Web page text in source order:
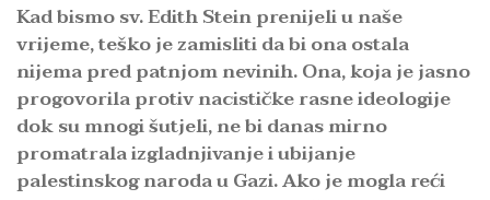
Kad bismo sv. Edith Stein prenijeli u naše
vrijeme, teško je zamisliti da bi ona ostala
nijema pred patnjom nevinih. Ona, koja je jasno
progovorila protiv nacističke rasne ideologije
dok su mnogi šutjeli, ne bi danas mirno
promatrala izgladnjivanje i ubijanje
palestinskog naroda u Gazi. Ako je mogla reći